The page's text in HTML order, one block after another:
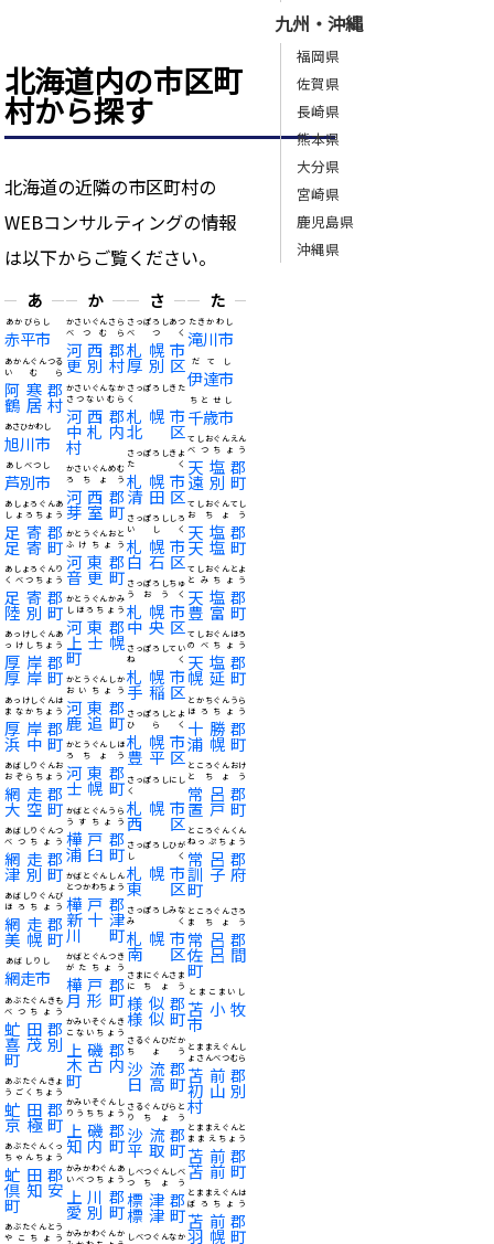
北海道内の市区町
村から探す
北海道の近隣の市区町村の
WEBコンサルティングの情報
は以下からご覧ください。
あ
赤平市
あかびらし
阿寒郡
鶴居村
あかんぐんつる
いむら
旭川市
あさひかわし
芦別市
あしべつし
足寄郡
足寄町
あしょろぐんあ
しょろちょう
足寄郡
陸別町
あしょろぐんり
くべつちょう
厚岸郡
厚岸町
あっけしぐんあ
っけしちょう
厚岸郡
浜中町
あっけしぐんは
まなかちょう
網走郡
大空町
あばしりぐんお
おぞらちょう
網走郡
津別町
あばしりぐんつ
べつちょう
網走郡
美幌町
あばしりぐんび
ほろちょう
網走市
あばしりし
虻田郡
喜茂別
町
あぶたぐんきも
べつちょう
虻田郡
京極町
あぶたぐんきょ
うごくちょう
虻田郡
倶知安
町
あぶたぐんくっ
ちゃんちょう
あぶたぐんとう
やこちょう
か
河西郡
更別村
かさいぐんさら
べつむら
河西郡
中札内
村
かさいぐんなか
さつないむら
河西郡
芽室町
かさいぐんめむ
ろちょう
河東郡
音更町
かとうぐんおと
ふけちょう
河東郡
上士幌
町
かとうぐんかみ
しほろちょう
河東郡
鹿追町
かとうぐんしか
おいちょう
河東郡
士幌町
かとうぐんしほ
ろちょう
樺戸郡
浦臼町
かばとぐんうら
うすちょう
樺戸郡
新十津
川町
かばとぐんしん
とつかわちょう
樺戸郡
月形町
かばとぐんつき
がたちょう
上磯郡
木古内
町
かみいそぐんき
こないちょう
上磯郡
知内町
かみいそぐんし
りうちちょう
上川郡
愛別町
かみかわぐんあ
いべつちょう
かみかわぐんか
さ
札幌市
厚別区
さっぽろしあつ
べつく
札幌市
北区
さっぽろしきた
く
札幌市
清田区
さっぽろしきよ
たく
札幌市
白石区
さっぽろししろ
いしく
札幌市
中央区
さっぽろしちゅ
うおうく
札幌市
手稲区
さっぽろしてい
ねく
札幌市
豊平区
さっぽろしとよ
ひらく
札幌市
西区
さっぽろしにし
く
札幌市
東区
さっぽろしひが
しく
札幌市
南区
さっぽろしみな
みく
様似郡
様似町
さまにぐんさま
にちょう
沙流郡
日高町
さるぐんひだか
ちょう
沙流郡
平取町
さるぐんびらと
りちょう
標津郡
標津町
しべつぐんしべ
つちょう
しべつぐんなか
た
滝川市
たきかわし
伊達市
だてし
千歳市
ちとせし
天塩郡
遠別町
てしおぐんえん
べつちょう
天塩郡
天塩町
てしおぐんてし
おちょう
天塩郡
豊富町
てしおぐんとよ
とみちょう
天塩郡
幌延町
てしおぐんほろ
のべちょう
十勝郡
浦幌町
とかちぐんうら
ほろちょう
常呂郡
置戸町
ところぐんおけ
とちょう
常呂郡
訓子府
町
ところぐんくん
ねっぷちょう
常呂郡
佐呂間
町
ところぐんさろ
まちょう
苫小牧
市
とまこまいし
苫前郡
初山別
村
とままえぐんし
ょさんべつむら
苫前郡
苫前町
とままえぐんと
ままえちょう
苫前郡
羽幌町
とままえぐんは
ぼろちょう
九州・沖縄
福岡県
佐賀県
長崎県
熊本県
大分県
宮崎県
鹿児島県
沖縄県